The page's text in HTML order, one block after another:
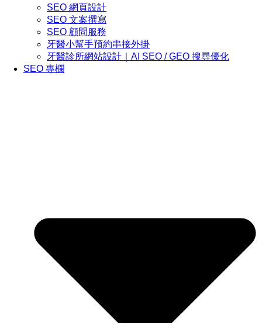
SEO 網頁設計
SEO 文案撰寫
SEO 顧問服務
牙醫小幫手預約串接外掛
牙醫診所網站設計｜AI SEO / GEO 搜尋優化
SEO 專欄